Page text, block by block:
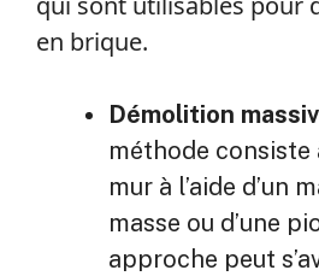
en brique.
Démolition
méthode consiste
mur à l’aide d’un
masse ou d’une
approche peut